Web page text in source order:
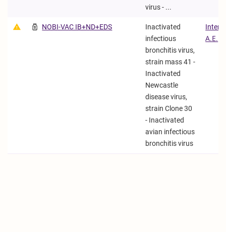
virus - ...
NOBI-VAC IB+ND+EDS
Inactivated
infectious
bronchitis virus,
strain mass 41 -
Inactivated
Newcastle
disease virus,
strain Clone 30
- Inactivated
avian infectious
bronchitis virus
Α.Ε.